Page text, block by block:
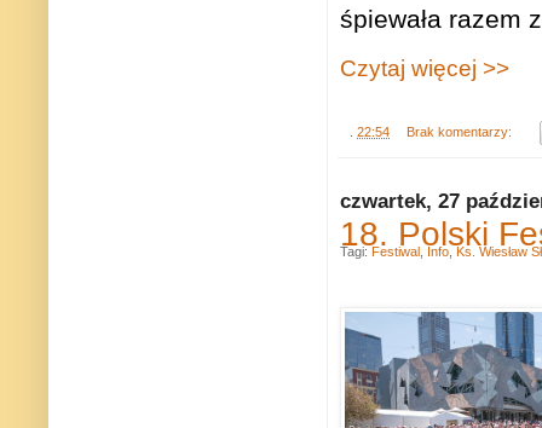
śpiewała razem z
Czytaj więcej >>
22:54 Brak komentarzy:
czwartek, 27
18. Polski
Tagi: Festiwal Info Ks. Wiesław